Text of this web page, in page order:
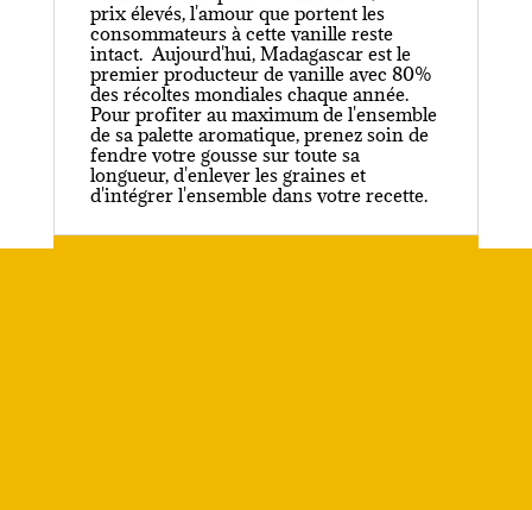
prix élevés, l'amour que portent les
consommateurs à cette vanille reste
intact. Aujourd'hui, Madagascar est le
premier producteur de vanille avec 80%
des récoltes mondiales chaque année.
Pour profiter au maximum de l'ensemble
de sa palette aromatique, prenez soin de
fendre votre gousse sur toute sa
longueur, d'enlever les graines et
d'intégrer l'ensemble dans votre recette.